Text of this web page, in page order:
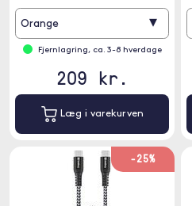
Orange ▾
Fjernlagring, ca. 3-8 hverdage
209 kr.
Læg i varekurven
-25%